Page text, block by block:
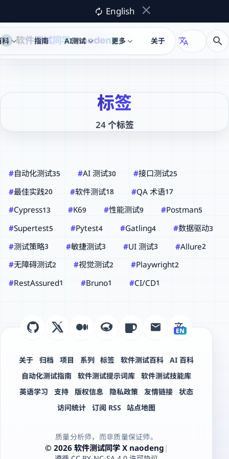
autorenew English close
软件测试同学Xnaodeng
科expand_more 指南 AI测试expand_more 更多expand_more 关于 translate search
标签
24 个标签
#自动化测试35 #AI 测试30 #接口测试25
#最佳实践20 #软件测试18 #QA 术语17
#Cypress13 #K69 #性能测试9 #Postman5
#Supertest5 #Pytest4 #Gatling4 #数据驱动3
#测试策略3 #敏捷测试3 #UI 测试3 #Allure2
#无障碍测试2 #视觉测试2 #Playwright2
#RestAssured1 #Bruno1 #CI/CD1
EN
关于 归档 项目 系列 标签 软件测试百科
AI 百科
自动化测试指南
软件测试提示词库
软件测试技能库
英语学习
支持 版权信息 隐私政策 友情链接
状态
访问统计
订阅 RSS 站点地图
质量分析师，而非质量保证师。
© 2026 软件测试同学 X naodeng |